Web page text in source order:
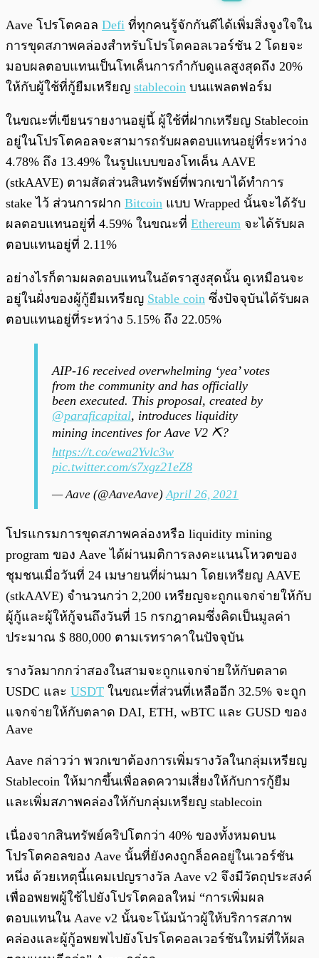
พร้อมเล่น 0:00/ 0:00
Aave โปรโตคอล Defi ที่ทุกคนรู้จักกันดีได้เพิ่มสิ่งจูงใจใน
การขุดสภาพคล่องสำหรับโปรโตคอลเวอร์ชัน 2 โดยจะ
มอบผลตอบแทนเป็นโทเค็นการกำกับดูแลสูงสุดถึง 20%
ให้กับผู้ใช้ที่กู้ยืมเหรียญ stablecoin บนแพลตฟอร์ม
ในขณะที่เขียนรายงานอยู่นี้ ผู้ใช้ที่ฝากเหรียญ Stablecoin
อยู่ในโปรโตคอลจะสามารถรับผลตอบแทนอยู่ที่ระหว่าง
4.78% ถึง 13.49% ในรูปแบบของโทเค็น AAVE
(stkAAVE) ตามสัดส่วนสินทรัพย์ที่พวกเขาได้ทำการ
stake ไว้ ส่วนการฝาก Bitcoin แบบ Wrapped นั้นจะได้รับ
ผลตอบแทนอยู่ที่ 4.59% ในขณะที่ Ethereum จะได้รับผล
ตอบแทนอยู่ที่ 2.11%
อย่างไรก็ตามผลตอบแทนในอัตราสูงสุดนั้น ดูเหมือนจะ
อยู่ในฝั่งของผู้กู้ยืมเหรียญ Stable coin ซึ่งปัจจุบันได้รับผล
ตอบแทนอยู่ที่ระหว่าง 5.15% ถึง 22.05%
AIP-16 received overwhelming ‘yea’ votes
from the community and has officially
been executed. This proposal, created by
@paraficapital, introduces liquidity
mining incentives for Aave V2 ⛏️?️
https://t.co/ewa2Yvlc3w
pic.twitter.com/s7xgz21eZ8
— Aave (@AaveAave)April 26, 2021
โปรแกรมการขุดสภาพคล่องหรือ liquidity mining
program ของ Aave ได้ผ่านมติการลงคะแนนโหวตของ
ชุมชนเมื่อวันที่ 24 เมษายนที่ผ่านมา โดยเหรียญ AAVE
(stkAAVE) จำนวนกว่า 2,200 เหรียญจะถูกแจกจ่ายให้กับ
ผู้กู้และผู้ให้กู้จนถึงวันที่ 15 กรกฎาคมซึ่งคิดเป็นมูลค่า
ประมาณ $ 880,000 ตามเรทราคาในปัจจุบัน
รางวัลมากกว่าสองในสามจะถูกแจกจ่ายให้กับตลาด
USDC และ USDT ในขณะที่ส่วนที่เหลืออีก 32.5% จะถูก
แจกจ่ายให้กับตลาด DAI, ETH, wBTC และ GUSD ของ
Aave
Aave กล่าวว่า พวกเขาต้องการเพิ่มรางวัลในกลุ่มเหรียญ
Stablecoin ให้มากขึ้นเพื่อลดความเสี่ยงให้กับการกู้ยืม
และเพิ่มสภาพคล่องให้กับกลุ่มเหรียญ stablecoin
เนื่องจากสินทรัพย์คริปโตกว่า 40% ของทั้งหมดบน
โปรโตคอลของ Aave นั้นที่ยังคงถูกล็อคอยู่ในเวอร์ชัน
หนึ่ง ด้วยเหตุนี้แคมเปญรางวัล Aave v2 จึงมีวัตถุประสงค์
เพื่ออพยพผู้ใช้ไปยังโปรโตคอลใหม่ “การเพิ่มผล
ตอบแทนใน Aave v2 นั้นจะโน้มน้าวผู้ให้บริการสภาพ
คล่องและผู้กู้อพยพไปยังโปรโตคอลเวอร์ชันใหม่ที่ให้ผล